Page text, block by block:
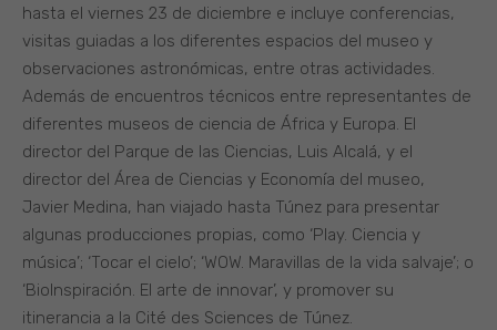
hasta el viernes 23 de diciembre e incluye conferencias,
visitas guiadas a los diferentes espacios del museo y
observaciones astronómicas, entre otras actividades.
Además de encuentros técnicos entre representantes de
diferentes museos de ciencia de África y Europa. El
director del Parque de las Ciencias, Luis Alcalá, y el
director del Área de Ciencias y Economía del museo,
Javier Medina, han viajado hasta Túnez para presentar
algunas producciones propias, como ‘Play. Ciencia y
música’; ‘Tocar el cielo’; ‘WOW. Maravillas de la vida salvaje’; o
‘BioInspiración. El arte de innovar’, y promover su
itinerancia a la Cité des Sciences de Túnez.